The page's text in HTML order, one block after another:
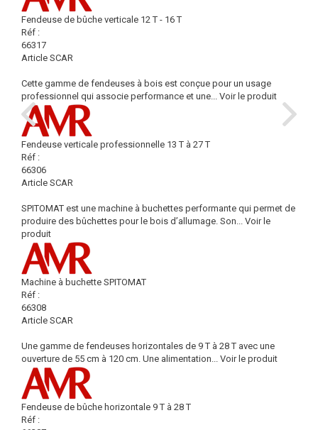
Fendeuse de bûche verticale 12 T - 16 T
Réf :
66317
Article SCAR
Cette gamme de fendeuses à bois est conçue pour un usage
professionnel qui associe performance et une... Voir le produit
Fendeuse verticale professionnelle 13 T à 27 T
Réf :
66306
Article SCAR
SPITOMAT est une machine à buchettes performante qui permet de
produire des bûchettes pour le bois d’allumage. Son... Voir le
produit
Machine à buchette SPITOMAT
Réf :
66308
Article SCAR
Une gamme de fendeuses horizontales de 9 T à 28 T avec une
ouverture de 55 cm à 120 cm. Une alimentation... Voir le produit
Fendeuse de bûche horizontale 9 T à 28 T
Réf :